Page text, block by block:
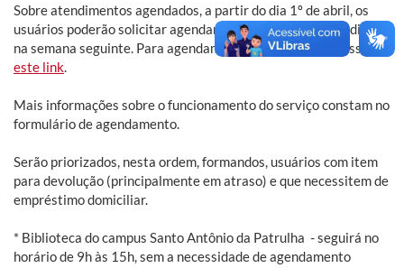
Sobre atendimentos agendados, a partir do dia 1º de abril, os
usuários poderão solicitar agendamento para serem atendidos
na semana seguinte. Para agendamento, será preciso acessar
este link
Mais informações sobre o funcionamento do serviço constam no
formulário de agendamento.
Serão priorizados, nesta ordem, formandos, usuários com item
para devolução (principalmente em atraso) e que necessitem de
empréstimo domiciliar.
* Biblioteca do campus Santo Antônio da Patrulha - seguirá no
horário de 9h às 15h, sem a necessidade de agendamento